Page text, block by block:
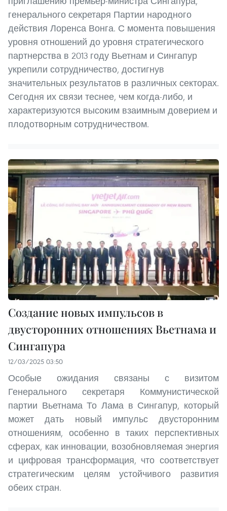
генерального секретаря Партии народного
действия Лоренса Вонга. С момента повышения
уровня отношений до уровня стратегического
партнерства в 2013 году Вьетнам и Сингапур
укрепили сотрудничество, достигнув
значительных результатов в различных секторах.
Сегодня их связи теснее, чем когда-либо, и
характеризуются высоким взаимным доверием и
плодотворным сотрудничеством.
Создание новых импульсов в
двусторонних отношениях Вьетнама и
Сингапура
12/03/2025 03:50
Особые ожидания связаны с визитом
Генерального секретаря Коммунистической
партии Вьетнама То Лама в Сингапур, который
может дать новый импульс двусторонним
отношениям, особенно в таких перспективных
сферах, как инновации, возобновляемая энергия
и цифровая трансформация, что соответствует
стратегическим целям устойчивого развития
обеих стран.